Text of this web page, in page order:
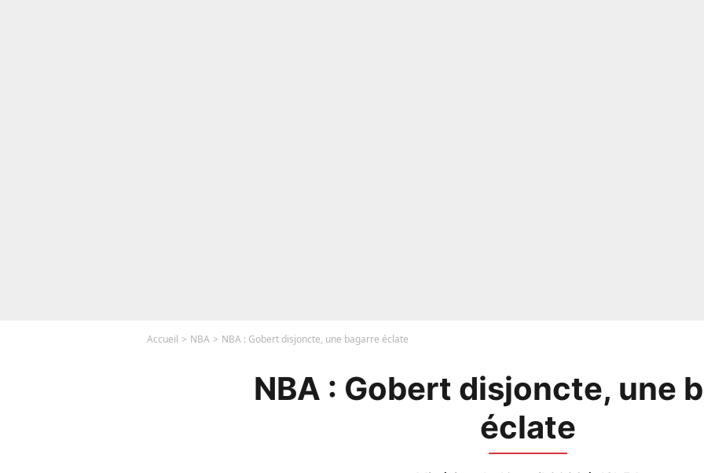
Accueil NBA NBA : Gobert disjoncte, une bagarre éclate
NBA : Gobert disjoncte, une
éclate